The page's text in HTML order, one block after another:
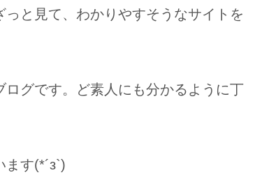
と見て、わかりやすそうなサイトを
グです。ど素人にも分かるように丁
す(*´з`)